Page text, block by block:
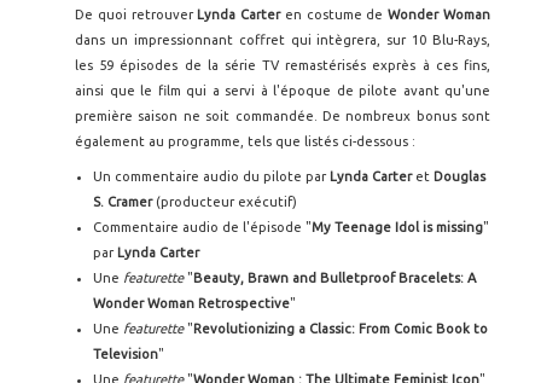
De quoi retrouver Lynda Carter en costume deWonder Woman
dans un impressionnant coffret qui intègrera, sur 10 Blu-Rays,
les 59 épisodes de la série TV remastérisés exprès à ces fins,
ainsi que le film qui a servi à l'époque de pilote avant qu'une
première saison ne soit commandée. De nombreux bonus sont
également au programme, tels que listés ci-dessous :
Un commentaire audio du pilote par Lynda Carter et Douglas
S. Cramer (producteur exécutif)
Commentaire audio de l'épisode "My Teenage Idol is missing"
par Lynda Carter
Une featurette"Beauty, Brawn and Bulletproof Bracelets: A
Wonder Woman Retrospective"
Une featurette"Revolutionizing a Classic: From Comic Book to
Television"
Une featurette"Wonder Woman : The Ultimate Feminist Icon"